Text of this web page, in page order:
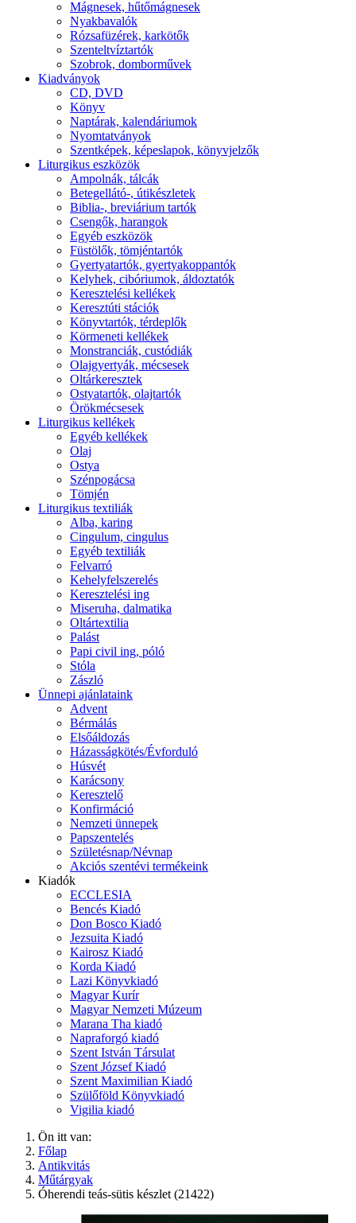
Mágnesek, hűtőmágnesek
Nyakbavalók
Rózsafüzérek, karkötők
Szenteltvíztartók
Szobrok, domborművek
Kiadványok
CD, DVD
Könyv
Naptárak, kalendáriumok
Nyomtatványok
Szentképek, képeslapok, könyvjelzők
Liturgikus eszközök
Ampolnák, tálcák
Betegellátó-, útikészletek
Biblia-, breviárium tartók
Csengők, harangok
Egyéb eszközök
Füstölők, tömjéntartók
Gyertyatartók, gyertyakoppantók
Kelyhek, cibóriumok, áldoztatók
Keresztelési kellékek
Keresztúti stációk
Könyvtartók, térdeplők
Körmeneti kellékek
Monstranciák, custódiák
Olajgyertyák, mécsesek
Oltárkeresztek
Ostyatartók, olajtartók
Örökmécsesek
Liturgikus kellékek
Egyéb kellékek
Olaj
Ostya
Szénpogácsa
Tömjén
Liturgikus textiliák
Alba, karing
Cingulum, cingulus
Egyéb textiliák
Felvarró
Kehelyfelszerelés
Keresztelési ing
Miseruha, dalmatika
Oltártextilia
Palást
Papi civil ing, póló
Stóla
Zászló
Ünnepi ajánlataink
Advent
Bérmálás
Elsőáldozás
Házasságkötés/Évforduló
Húsvét
Karácsony
Keresztelő
Konfirmáció
Nemzeti ünnepek
Papszentelés
Születésnap/Névnap
Akciós szentévi termékeink
Kiadók
ECCLESIA
Bencés Kiadó
Don Bosco Kiadó
Jezsuita Kiadó
Kairosz Kiadó
Korda Kiadó
Lazi Könyvkiadó
Magyar Kurír
Magyar Nemzeti Múzeum
Marana Tha kiadó
Napraforgó kiadó
Szent István Társulat
Szent József Kiadó
Szent Maximilian Kiadó
Szülőföld Könyvkiadó
Vigilia kiadó
Ön itt van:
Főlap
Antikvitás
Műtárgyak
Óherendi teás-sütis készlet (21422)